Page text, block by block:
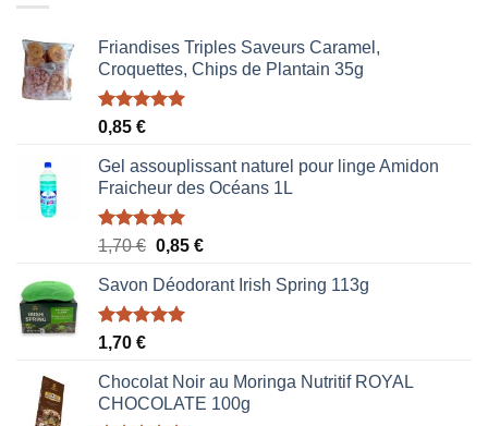
Friandises Triples Saveurs Caramel,
Croquettes, Chips de Plantain 35g
Note5.00
0,85 €
Gel assouplissant naturel pour linge Amidon
Fraicheur des Océans 1L
Note5.00
1,70€ Le
initial
était :
0,85 €Le
actuel
Savon Déodorant Irish Spring 113g
Note5.00
1,70 €
Chocolat Noir au Moringa Nutritif ROYAL
CHOCOLATE 100g